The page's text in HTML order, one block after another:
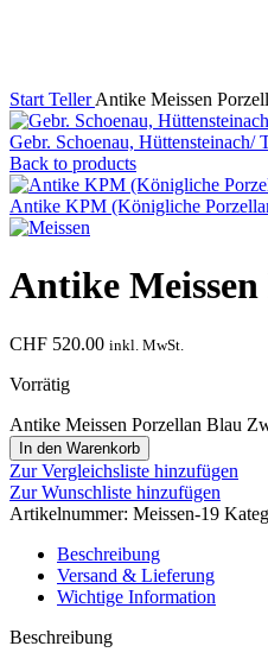
Start TellerAntike Meissen
Gebr. Schoenau, Hüttensteinach/
Back to products
Antike KPM (Königliche
Antike
CHF 520.00 inkl. MwSt.
Vorrätig
Antike Meissen Porzellan Blau
In den Warenkorb
Zur Vergleichsliste hinzufügen
Zur Wunschliste hinzufügen
Artikelnummer: Meissen-19
Beschreibung
Versand & Lieferung
Wichtige Information
Beschreibung